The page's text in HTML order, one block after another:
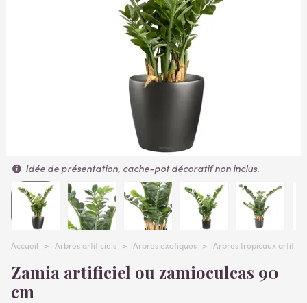
Idée de présentation, cache-pot décoratif non inclus.
Accueil > Arbres artificiels > Arbres exotiques > Arbres tropicaux
Zamia artificiel ou zamioculcas 90
cm